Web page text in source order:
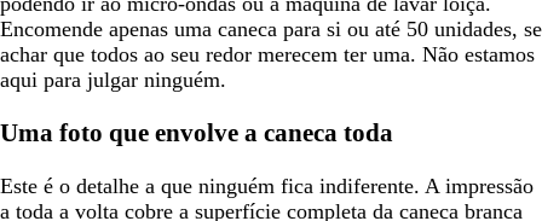
Encomende apenas uma caneca para si ou até 50 unidades, se
achar que todos ao seu redor merecem ter uma. Não estamos
aqui para julgar ninguém.
Uma foto que envolve a caneca toda
Este é o detalhe a que ninguém fica indiferente. A impressão
a toda a volta cobre a superfície completa da caneca branca